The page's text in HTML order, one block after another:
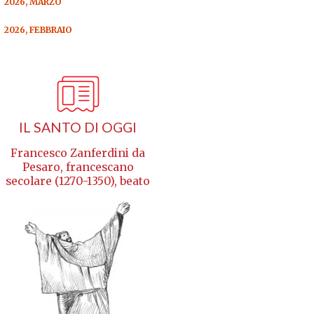
2026, FEBBRAIO
IL SANTO DI OGGI
Francesco Zanferdini da
Pesaro, francescano
secolare (1270-1350), beato